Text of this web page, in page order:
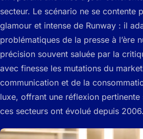
secteur. Le scénario ne se contente
glamour et intense de Runway : il
problématiques de la presse à l’ère
précision souvent saluée par la
avec finesse les mutations du
communication et de la
luxe, offrant une réflexion pertinente
ces secteurs ont évolué depuis 2006.